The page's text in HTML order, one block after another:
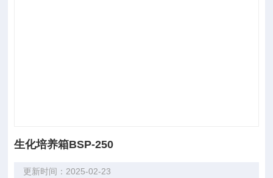
生化培养箱BSP-250
更新时间：2025-02-23